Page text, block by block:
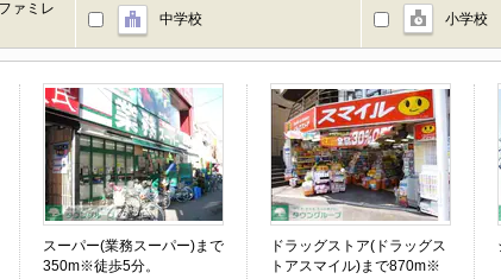
ァミレ
中学校 小学校
スーパー(業務スーパー)まで
350m※徒歩5分。
ドラッグストア(ドラッグス
トアスマイル)まで870m※